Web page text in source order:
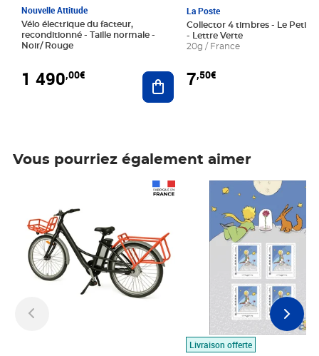
Nouvelle Attitude
Vélo électrique du facteur,
reconditionné - Taille normale -
Noir/ Rouge
1 490,00€ Ajouter au panier
La Poste
Collector 4 timbres - Le Petit
- Lettre Verte
20g / France
7,50€
Vous pourriez également aimer
Livraison offerte
Prix 7,50€